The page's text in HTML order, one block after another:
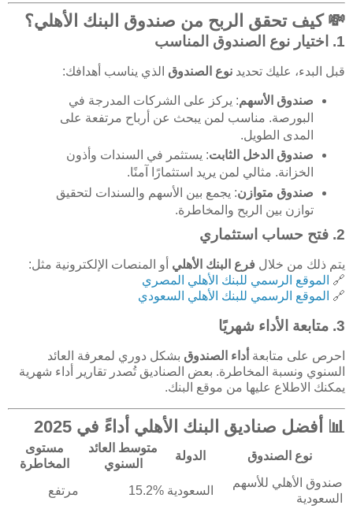
💸 كيف تحقق الربح من صندوق البنك الأهلي؟
1. اختيار نوع الصندوق المناسب
قبل البدء، عليك تحديد نوع الصندوق الذي يناسب أهدافك:
صندوق الأسهم: يركز على الشركات المدرجة في
البورصة. مناسب لمن يبحث عن أرباح مرتفعة على
المدى الطويل.
صندوق الدخل الثابت: يستثمر في السندات وأذون
الخزانة. مثالي لمن يريد استثمارًا آمنًا.
صندوق متوازن: يجمع بين الأسهم والسندات لتحقيق
توازن بين الربح والمخاطرة.
2. فتح حساب استثماري
يتم ذلك من خلال فرع البنك الأهلي أو المنصات الإلكترونية مثل:
🔗 الموقع الرسمي للبنك الأهلي المصري
🔗 الموقع الرسمي للبنك الأهلي السعودي
3. متابعة الأداء شهريًا
احرص على متابعة أداء الصندوق بشكل دوري لمعرفة العائد
السنوي ونسبة المخاطرة. بعض الصناديق تُصدر تقارير أداء شهرية
يمكنك الاطلاع عليها من موقع البنك.
📊 أفضل صناديق البنك الأهلي أداءً في 2025
نوع الصندوق الدولة
متوسط العائد
السنوي
مستوى
المخاطرة
صندوق الأهلي للأسهم
السعودية
السعودية 15.2%
مرتفع